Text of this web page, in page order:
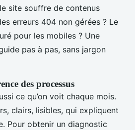
site souffre de contenus
erreurs 404 non gérées ? Le
pour les mobiles ? Une
pas à pas, sans jargon
des processus
ce qu’on voit chaque mois.
clairs, lisibles, qui expliquent
Pour obtenir un diagnostic